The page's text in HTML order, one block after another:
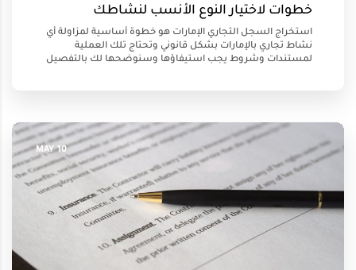
خطوات لاختيار النوع الأنسب لنشاطك
استخراج السجل التجاري الإمارات هو خطوة أساسية لمزاولة أي
نشاط تجاري بالإمارات بشكل قانوني وتحتاج تلك العملية
لمستندات وشروط يجب استيفاؤها وسنوضحها لك بالتفصيل
10 MAY